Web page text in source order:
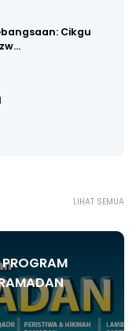
Cikgu
LIHAT SEMUA